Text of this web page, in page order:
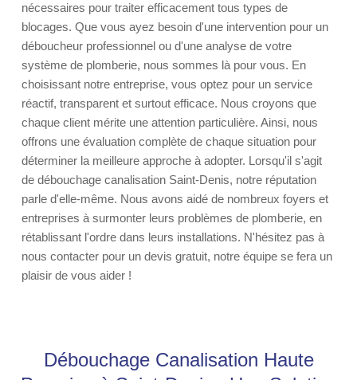
nécessaires pour traiter efficacement tous types de
blocages. Que vous ayez besoin d'une intervention pour un
déboucheur professionnel ou d'une analyse de votre
système de plomberie, nous sommes là pour vous. En
choisissant notre entreprise, vous optez pour un service
réactif, transparent et surtout efficace. Nous croyons que
chaque client mérite une attention particulière. Ainsi, nous
offrons une évaluation complète de chaque situation pour
déterminer la meilleure approche à adopter. Lorsqu'il s'agit
de débouchage canalisation Saint-Denis, notre réputation
parle d'elle-même. Nous avons aidé de nombreux foyers et
entreprises à surmonter leurs problèmes de plomberie, en
rétablissant l'ordre dans leurs installations. N'hésitez pas à
nous contacter pour un devis gratuit, notre équipe se fera un
plaisir de vous aider !
Débouchage Canalisation Haute